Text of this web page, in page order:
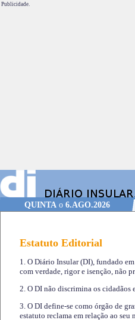
Publicidade.
QUINTAo 6.AGO.2026
Estatuto Editorial
1. O Diário Insular (DI), fundado
com verdade, rigor e isenção, não
2. O DI não discrimina os cidadãos
3. O DI define-se como órgão de
estatuto reclama em relação ao